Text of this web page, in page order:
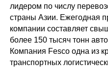
лидером по числу
страны Азии. Ежегодная
компании составляет
более 150 тысяч тонн
Компания Fesco одна из
транспортных